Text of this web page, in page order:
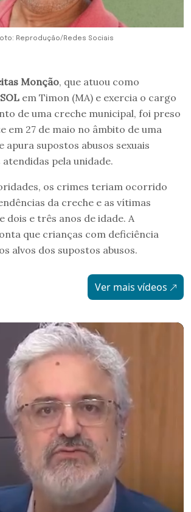
Reprodução/Redes Sociais
Monção, que atuou como
em Timon (MA) e exercia o cargo
de uma creche municipal, foi preso
em 27 de maio no âmbito de uma
apura supostos abusos sexuais
pela unidade.
os crimes teriam ocorrido
da creche e as vítimas
dois e três anos de idade. A
que crianças com deficiência
alvos dos supostos abusos.
Ver mais vídeos